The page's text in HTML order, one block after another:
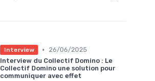
Interview •
26/06/2025
Interview du Collectif Domino : Le
Collectif Domino une solution pour
communiquer avec effet